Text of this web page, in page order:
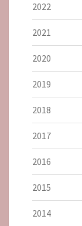
2022
2021
2020
2019
2018
2017
2016
2015
2014